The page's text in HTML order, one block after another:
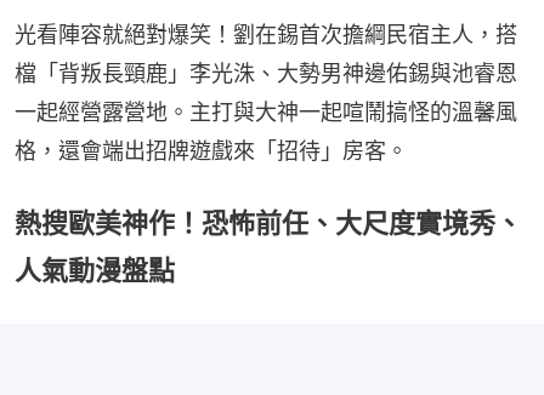
光看陣容就絕對爆笑！劉在錫首次擔綱民宿主人，搭
檔「背叛長頸鹿」李光洙、大勢男神邊佑錫與池睿恩
一起經營露營地。主打與大神一起喧鬧搞怪的溫馨風
格，還會端出招牌遊戲來「招待」房客。
熱搜歐美神作！恐怖前任、大尺度實境秀、
人氣動漫盤點